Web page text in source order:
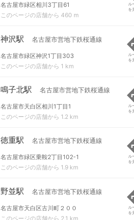
名古屋市緑区相川3丁目61
このページの店舗から 460 m
ル
を
神沢駅 名古屋市営地下鉄桜通線
名古屋市緑区神沢1丁目303
このページの店舗から 1 km
ル
を
鳴子北駅 名古屋市営地下鉄桜通線
名古屋市天白区相川1丁目1
このページの店舗から 1.2 km
ル
を
徳重駅 名古屋市営地下鉄桜通線
名古屋市緑区乗鞍2丁目102-1
このページの店舗から 1.9 km
ル
を
野並駅 名古屋市営地下鉄桜通線
名古屋市天白区古川町２００
このページの店舗から 2.1 km
ル
を